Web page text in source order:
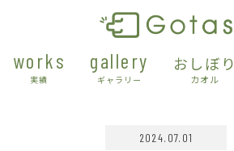
works
実績
gallery
ギャラリー
おしぼり
カオル
2024.07.01